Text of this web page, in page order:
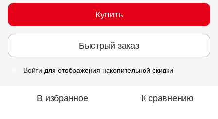
Купить
Быстрый заказ
Войти для отображения накопительной скидки
В избранное К сравнению